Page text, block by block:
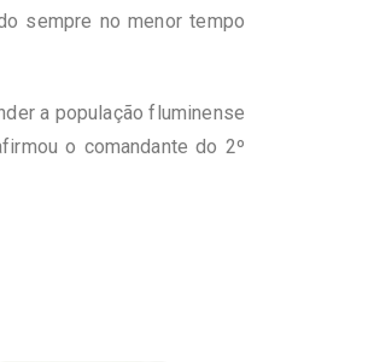
sempre no menor tempo
a população fluminense
o comandante do 2º